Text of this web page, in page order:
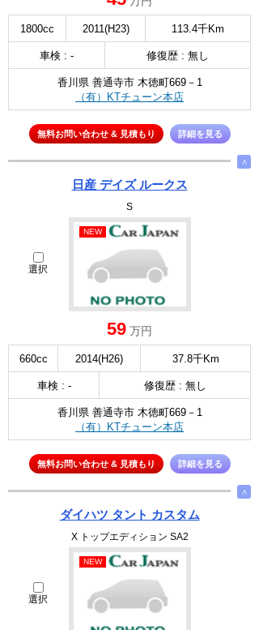
1800cc 2011(H23) 113.4千Km
車検 : - 修復歴 : 無し
香川県 善通寺市 木徳町669－1
（有）KTチューン本店
無料お問い合わせ & 見積もり 詳細を見る
∧
日産 デイズ ルークス
S
選択
NEW
59 万円
660cc 2014(H26) 37.8千Km
車検 : - 修復歴 : 無し
香川県 善通寺市 木徳町669－1
（有）KTチューン本店
無料お問い合わせ & 見積もり 詳細を見る
∧
ダイハツ タント カスタム
X トップエディション SA2
選択
NEW